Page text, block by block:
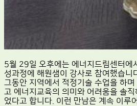
5월 29일 오후에는 에너지드림센터에
성과정에 해원샘이 강사로 참여했습니
그동안 지역에서 적정기술 수업을 하
고 에너지교육의 의미와 어려움을 솔직
었다고 합니다. 이런 만남은 계속 이루